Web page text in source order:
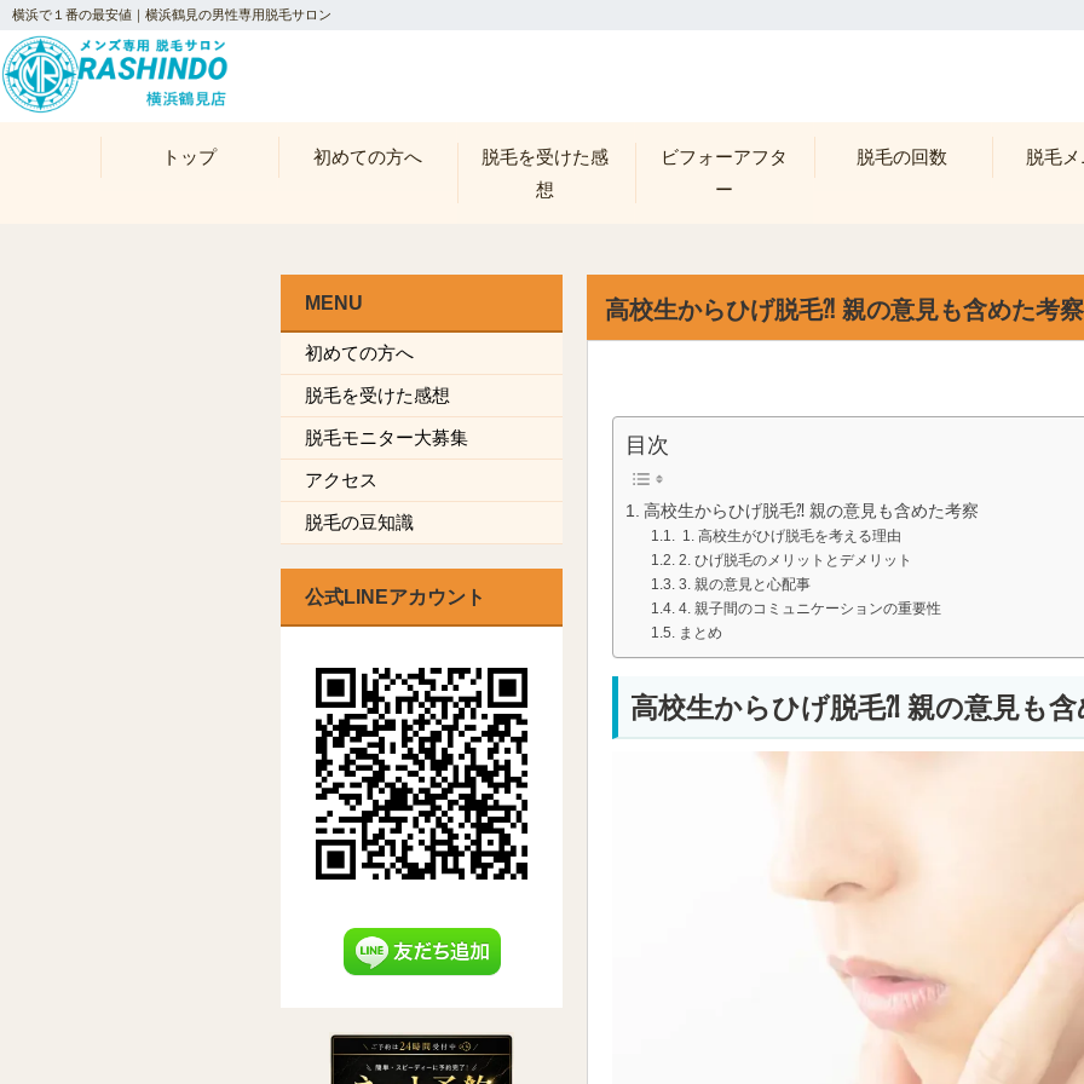
横浜で１番の最安値｜横浜鶴見の男性専用脱毛サロン
トップ 初めての方へ
脱毛を受けた感
想
ビフォーアフタ
ー
脱毛の回数 脱毛
高校生からひげ脱毛⁈ 親の意見も含めた考察
目次
高校生からひげ脱毛⁈ 親の意見も含めた考察
1. 高校生がひげ脱毛を考える理由
2. ひげ脱毛のメリットとデメリット
3. 親の意見と心配事
4. 親子間のコミュニケーションの重要性
まとめ
高校生からひげ脱毛⁈ 親の意見も
MENU
初めての方へ
脱毛を受けた感想
脱毛モニター大募集
アクセス
脱毛の豆知識
公式LINEアカウント